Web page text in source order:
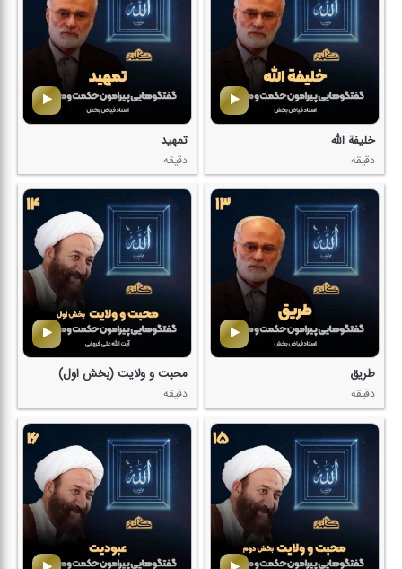
خلیفة الله
دقیقه
تمهید
دقیقه
طریق
دقیقه
محبت و ولایت (بخش اول)
دقیقه